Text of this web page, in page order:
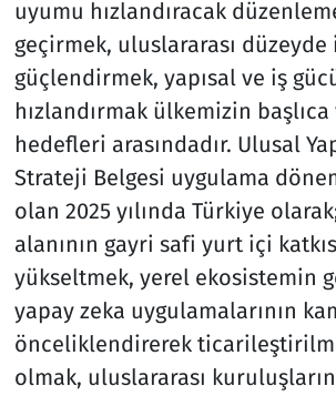
uyumu hızlandıracak
geçirmek, uluslararası
güçlendirmek, yapısal ve iş
hızlandırmak ülkemizin
hedefleri arasındadır. Ulusal
Strateji Belgesi uygulama
olan 2025 yılında Türkiye
alanının gayri safi yurt içi
yükseltmek, yerel ekosistemin
yapay zeka uygulamalarının
önceliklendirerek
olmak, uluslararası